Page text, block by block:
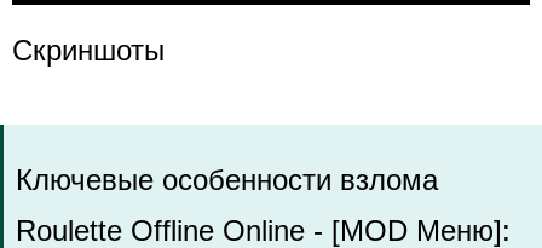
Скриншоты
Ключевые особенности взлома
Roulette Offline Online - [MOD Меню]: